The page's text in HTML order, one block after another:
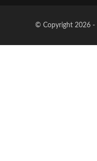
© Copyright 2026 -